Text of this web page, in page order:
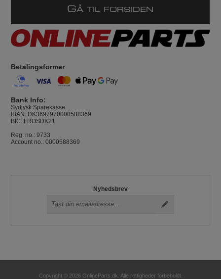
GÅ TIL FORSIDEN
Betalingsformer
Bank Info:
Sydjysk Sparekasse
IBAN: DK3697970000588369
BIC: FROSDK21
Reg. no.: 9733
Account no.: 0000588369
Nyhedsbrev
Copyright © 2026 OnlineParts.dk. Alle rettigheder forbeholdt.